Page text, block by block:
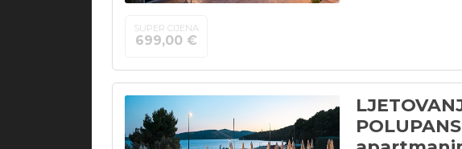
SUPER CIJENA
699,00 €